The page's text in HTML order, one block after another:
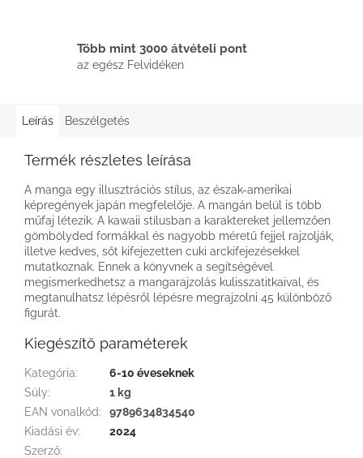
Több mint 3000 átvételi pont
az egész Felvidéken
Leírás Beszélgetés
Termék részletes leírása
A manga egy illusztrációs stílus, az észak-amerikai
képregények japán megfelelője. A mangán belül is több
műfaj létezik. A kawaii stílusban a karaktereket jellemzően
gömbölyded formákkal és nagyobb méretű fejjel rajzolják,
illetve kedves, sőt kifejezetten cuki arckifejezésekkel
mutatkoznak. Ennek a könyvnek a segítségével
megismerkedhetsz a mangarajzolás kulisszatitkaival, és
megtanulhatsz lépésről lépésre megrajzolni 45 különböző
figurát.
Kiegészítő paraméterek
Kategória:
6-10 éveseknek
Súly:
1 kg
EAN vonalkód:
9789634834540
Kiadási év:
2024
Szerző: